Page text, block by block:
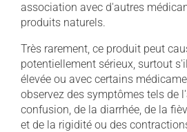
association avec d'autres
produits naturels.
Très rarement, ce produit peut
potentiellement sérieux, surtout
élevée ou avec certains
observez des symptômes tels de
confusion, de la diarrhée, de la
et de la rigidité ou des